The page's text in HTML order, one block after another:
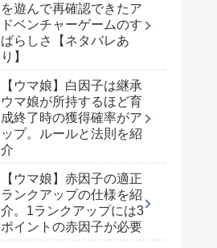
を遊んで再確認できたア
ドベンチャーゲームのす
ばらしさ【ネタバレあ
り】
【ウマ娘】白因子は継承
ウマ娘が所持するほど育
成終了時の獲得確率がア
ップ。ルールと法則を紹
介
【ウマ娘】赤因子の適正
ランクアップの仕様を紹
介。1ランクアップには3
ポイントの赤因子が必要